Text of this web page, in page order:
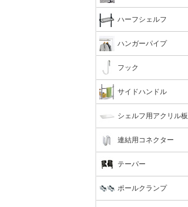
ハーフシェルフ
ハンガーパイプ
フック
サイドハンドル
シェルフ用アクリル板
連結用コネクター
テーパー
ポールクランプ